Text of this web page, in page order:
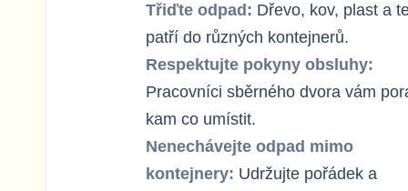
Třiďte odpad: Dřevo, kov, plast a
patří do různých kontejnerů.
Respektujte pokyny obsluhy:
Pracovníci sběrného dvora vám
kam co umístit.
Nenechávejte odpad mimo
kontejnery: Udržujte pořádek a